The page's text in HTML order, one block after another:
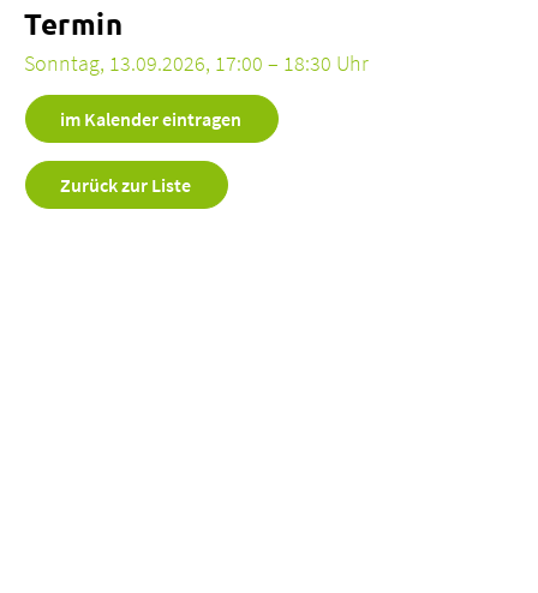
Termin
Sonntag, 13.09.2026, 17:00 – 18:30 Uhr
im Kalender eintragen
Zurück zur Liste